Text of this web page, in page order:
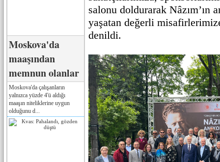
Moskova'da
maaşından
memnun olanlar
Moskova'da çalışanların
yalnızca yüzde 4'ü aldığı
maaşın niteliklerine uygun
olduğunu d...
salonu doldurarak Nâzım’ın
yaşatan değerli
denildi.